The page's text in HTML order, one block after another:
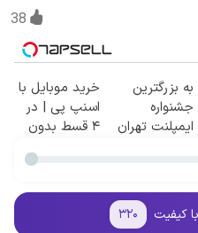
38
به بزرگترین
جشنواره
ایمپلنت تهران
خرید موبایل با
اسنپ پی | در
۴ قسط بدون
کیفیت ۳۲۰